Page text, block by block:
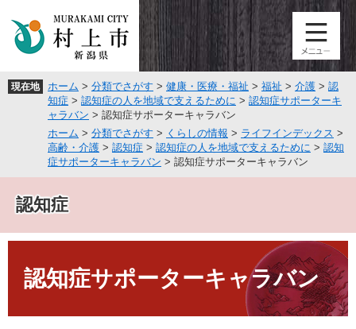
頭
飛
文
現在地 ホーム > 分類でさがす > 健康・医療・福祉 > 福祉 > 介護 > 認
知症 > 認知症の人を地域で支えるために > 認知症サポーターキ
ャラバン > 認知症サポーターキャラバン
ホーム > 分類でさがす > くらしの情報 > ライフインデックス >
高齢・介護 > 認知症 > 認知症の人を地域で支えるために > 認知
症サポーターキャラバン > 認知症サポーターキャラバン
認知症
認知症サポーターキャラバン